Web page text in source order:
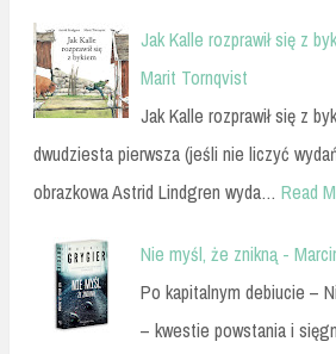
Jak Kalle rozprawił się z
Marit Tornqvist
Jak Kalle rozprawił się z
dwudziesta pierwsza (jeśli nie liczyć
obrazkowa Astrid Lindgren wyda… Read
Nie myśl, że znikną -
Po kapitalnym debiucie –
– kwestie powstania i